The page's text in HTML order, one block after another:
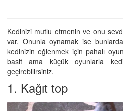
Kedinizi mutlu etmenin ve onu
var. Onunla oynamak ise
kedinizin eğlenmek için pahalı
basit ama küçük oyunlarla
geçirebilirsiniz.
1. Kağıt top